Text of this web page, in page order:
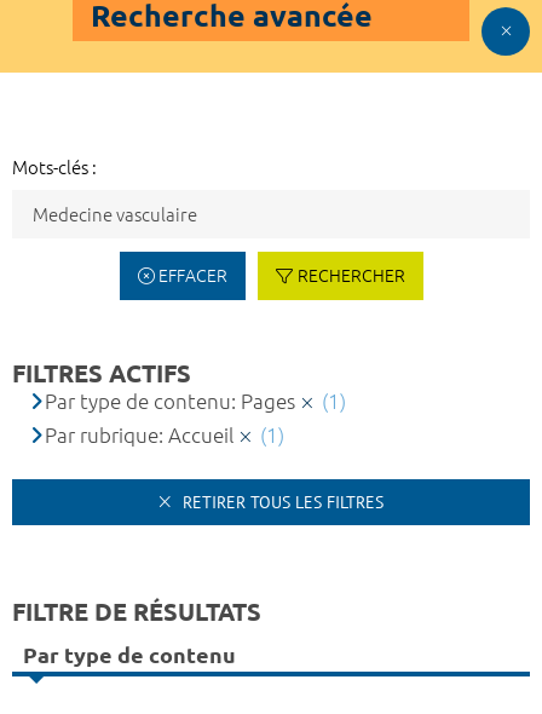
Recherche avancée
Mots-clés :
EFFACER RECHERCHER
FILTRES ACTIFS
Par type de contenu: Pages
(1)
Par rubrique: Accueil
(1)
RETIRER TOUS LES FILTRES
FILTRE DE RÉSULTATS
Par type de contenu